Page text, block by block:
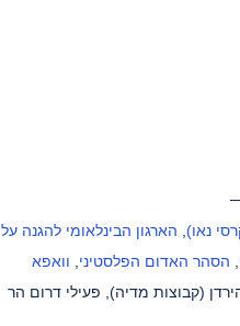
נאו), הארגון הבינלאומי להגנה על
, הסהר האדום הפלסטיני, וואפא
(קבוצות מדיה), פעילי דרום הר